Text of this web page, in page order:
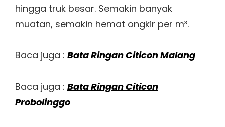
hingga truk besar. Semakin banyak
muatan, semakin hemat ongkir per m³.
Baca juga : Bata Ringan Citicon Malang
Baca juga : Bata Ringan Citicon
Probolinggo